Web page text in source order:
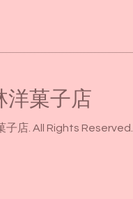
洋菓子店
子店. All Rights Reserved.